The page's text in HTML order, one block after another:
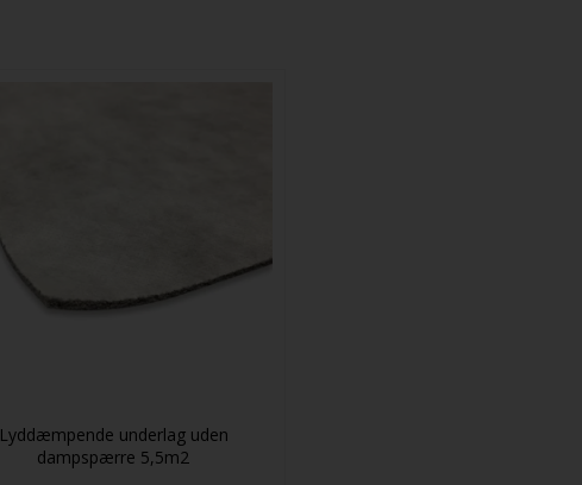
Lyddæmpende underlag uden
dampspærre 5,5m2